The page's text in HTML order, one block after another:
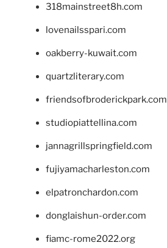
318mainstreet8h.com
lovenailsspari.com
oakberry-kuwait.com
quartzliterary.com
friendsofbroderickpark.com
studiopiattellina.com
jannagrillspringfield.com
fujiyamacharleston.com
elpatronchardon.com
donglaishun-order.com
fiamc-rome2022.org